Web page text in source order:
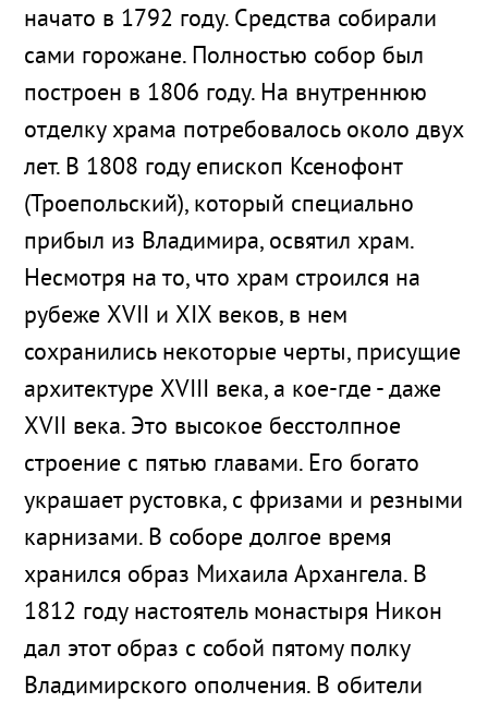
начато в 1792 году. Средства собирали
сами горожане. Полностью собор был
построен в 1806 году. На внутреннюю
отделку храма потребовалось около двух
лет. В 1808 году епископ Ксенофонт
(Троепольский), который специально
прибыл из Владимира, освятил храм.
Несмотря на то, что храм строился на
рубеже XVII и XIX веков, в нем
сохранились некоторые черты, присущие
архитектуре XVIII века, а кое-где - даже
XVII века. Это высокое бесстолпное
строение с пятью главами. Его богато
украшает рустовка, с фризами и резными
карнизами. В соборе долгое время
хранился образ Михаила Архангела. В
1812 году настоятель монастыря Никон
дал этот образ с собой пятому полку
Владимирского ополчения. В обители